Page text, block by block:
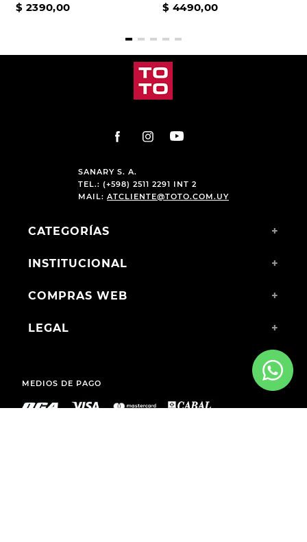
$ 2390,00 $ 4490,00
SANARY S. A.
TEL.: (+598) 2511 2291 INT 2
MAIL: ATCLIENTE@TOTO.COM.UY
CATEGORÍAS +
INSTITUCIONAL +
COMPRAS WEB +
LEGAL +
MEDIOS DE PAGO